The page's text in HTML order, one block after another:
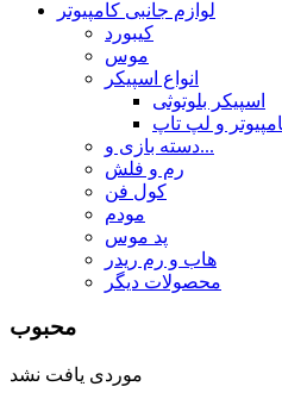
لوازم جانبی کامپیوتر
کیبورد
موس
انواع اسپیکر
اسپیکر بلوتوثی
و لپ تاپ
دسته بازی و...
رم و فلش
کول فن
مودم
پد موس
هاب و رم ریدر
محصولات دیگر
محبوب
موردی یافت نشد